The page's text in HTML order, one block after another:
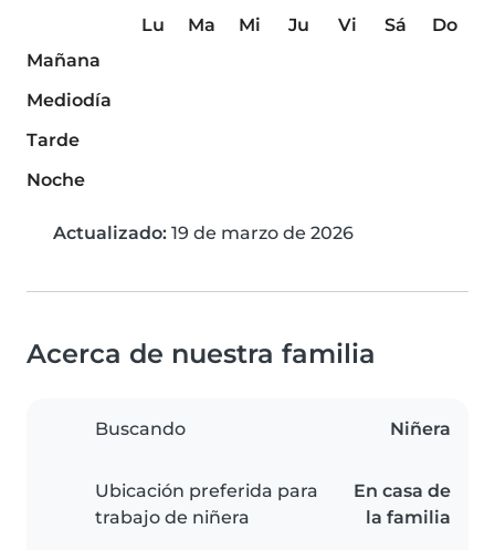
Lu Ma Mi Ju Vi Sá
Do
Mañana
Mediodía
Tarde
Noche
Actualizado: 19 de marzo de 2026
Acerca de nuestra familia
Buscando Niñera
Ubicación preferida para
trabajo de niñera
En casa de
la familia